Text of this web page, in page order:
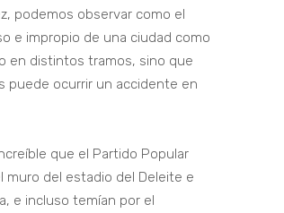
podemos observar como el
e impropio de una ciudad como
en distintos tramos, sino que
puede ocurrir un accidente en
que el Partido Popular
del estadio del Deleite e
e incluso temían por el